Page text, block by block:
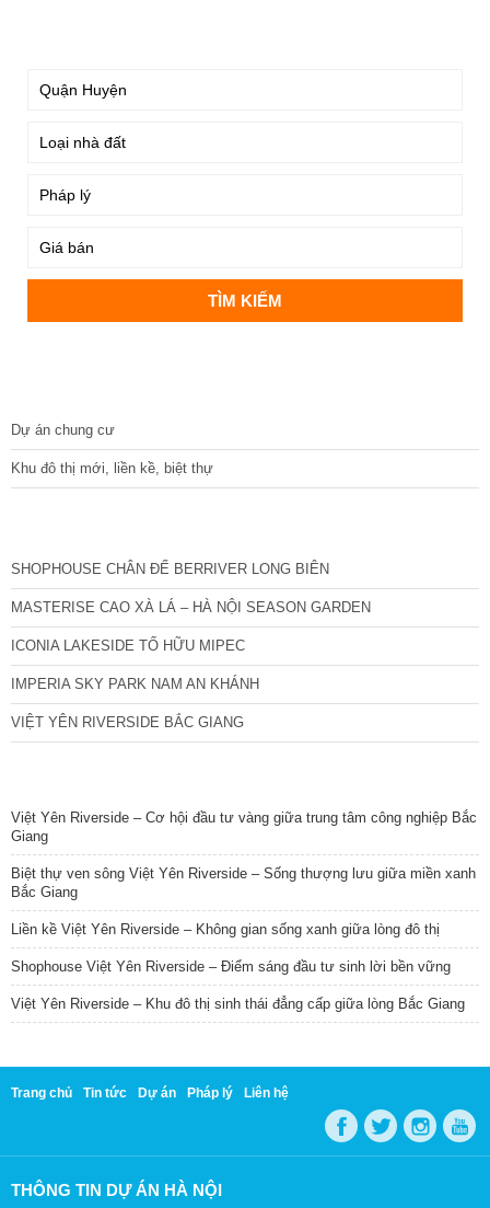
Dự án chung cư
Khu đô thị mới, liền kề, biệt thự
SHOPHOUSE CHÂN ĐẾ BERRIVER LONG BIÊN
MASTERISE CAO XÀ LÁ – HÀ NỘI SEASON GARDEN
ICONIA LAKESIDE TỐ HỮU MIPEC
IMPERIA SKY PARK NAM AN KHÁNH
VIỆT YÊN RIVERSIDE BẮC GIANG
Việt Yên Riverside – Cơ hội đầu tư vàng giữa trung tâm công nghiệp Bắc
Giang
Biệt thự ven sông Việt Yên Riverside – Sống thượng lưu giữa miền xanh
Bắc Giang
Liền kề Việt Yên Riverside – Không gian sống xanh giữa lòng đô thị
Shophouse Việt Yên Riverside – Điểm sáng đầu tư sinh lời bền vững
Việt Yên Riverside – Khu đô thị sinh thái đẳng cấp giữa lòng Bắc Giang
Trang chủ Tin tức Dự án Pháp lý Liên hệ
THÔNG TIN DỰ ÁN HÀ NỘI